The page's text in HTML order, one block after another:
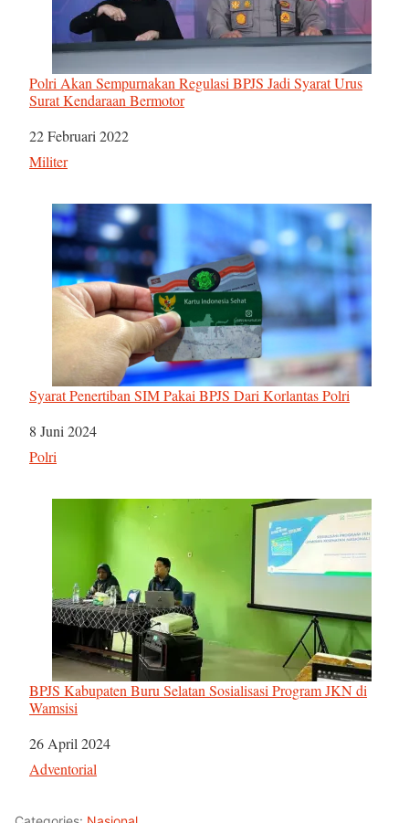
Polri Akan Sempurnakan Regulasi BPJS Jadi Syarat Urus
Surat Kendaraan Bermotor
Tanggal
22 Februari 2022
Sehubungan dengan
Militer
Syarat Penertiban SIM Pakai BPJS Dari Korlantas Polri
Tanggal
8 Juni 2024
Sehubungan dengan
Polri
BPJS Kabupaten Buru Selatan Sosialisasi Program JKN di
Wamsisi
Tanggal
26 April 2024
Sehubungan dengan
Adventorial